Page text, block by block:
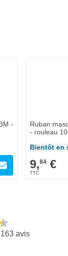
-
Ruban
- rouleau
Bientôt en
9,84 €
avis